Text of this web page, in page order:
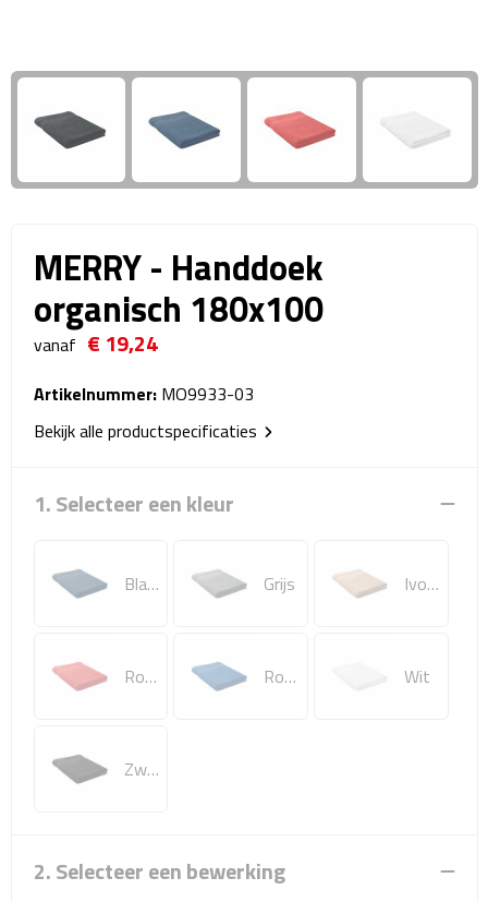
Reistassen & Trolleys
Reistassen
Trolleys
Reistassensets
Weekendtassen
Duffeltassen
Autotassen
Toilettassen
Rugzakken
Laptop rugzakken
Sport- & Recreatietassen
Schoenentassen
MERRY - Handdoek
organisch 180x100
vanaf € 19,24
Artikelnummer: MO9933-03
Bekijk alle productspecificaties
1. Selecteer een kleur
Blauw Grijs Ivoor
Rood Royal Blauw Wit
Zwart
2. Selecteer een bewerking